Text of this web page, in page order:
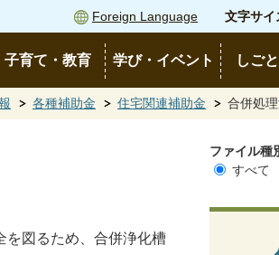
Foreign Language 文字サイ
子育て・教育 学び・イベント しご
各種補助金 住宅関連補助金 合併処
を図るため、合併浄化槽
ファイル種
すべて